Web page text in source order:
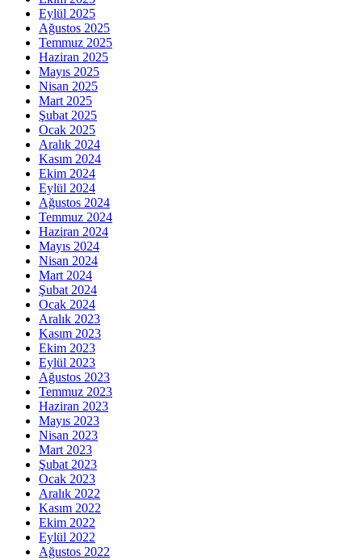
Eylül 2025
Ağustos 2025
Temmuz 2025
Haziran 2025
Mayıs 2025
Nisan 2025
Mart 2025
Şubat 2025
Ocak 2025
Aralık 2024
Kasım 2024
Ekim 2024
Eylül 2024
Ağustos 2024
Temmuz 2024
Haziran 2024
Mayıs 2024
Nisan 2024
Mart 2024
Şubat 2024
Ocak 2024
Aralık 2023
Kasım 2023
Ekim 2023
Eylül 2023
Ağustos 2023
Temmuz 2023
Haziran 2023
Mayıs 2023
Nisan 2023
Mart 2023
Şubat 2023
Ocak 2023
Aralık 2022
Kasım 2022
Ekim 2022
Eylül 2022
Ağustos 2022